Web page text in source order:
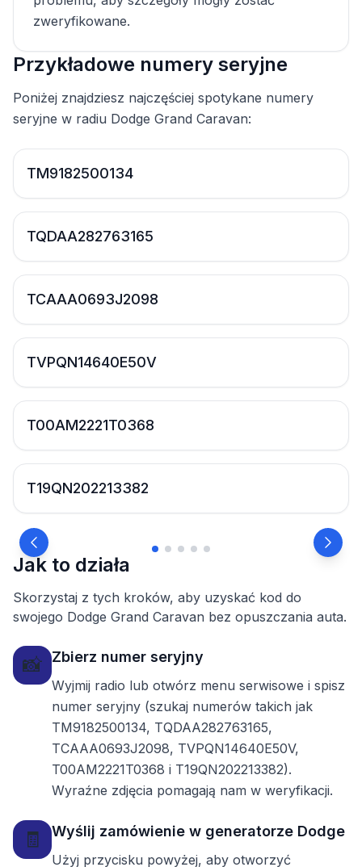
zweryfikowane.
Przykładowe numery seryjne
Poniżej znajdziesz najczęściej spotykane numery
seryjne w radiu Dodge Grand Caravan:
TM9182500134
TQDAA282763165
TCAAA0693J2098
TVPQN14640E50V
T00AM2221T0368
T19QN202213382
Jak to działa
Skorzystaj z tych kroków, aby uzyskać kod do
swojego Dodge Grand Caravan bez opuszczania auta.
📸 Zbierz numer seryjny
Wyjmij radio lub otwórz menu serwisowe i spisz
numer seryjny (szukaj numerów takich jak
TM9182500134, TQDAA282763165,
TCAAA0693J2098, TVPQN14640E50V,
T00AM2221T0368 i T19QN202213382).
Wyraźne zdjęcia pomagają nam w weryfikacji.
🧾 Wyślij zamówienie w generatorze Dodge
Użyj przycisku powyżej, aby otworzyć